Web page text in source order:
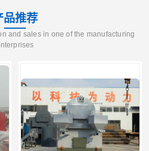
品推荐
and sales in one of the manufacturing